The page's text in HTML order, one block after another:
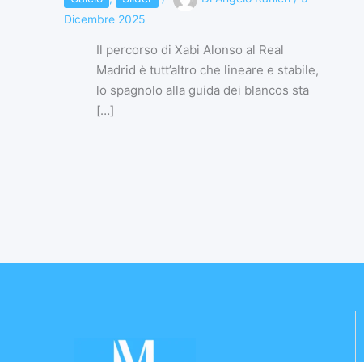
Dicembre 2025
Il percorso di Xabi Alonso al Real
Madrid è tutt’altro che lineare e stabile,
lo spagnolo alla guida dei blancos sta
[…]